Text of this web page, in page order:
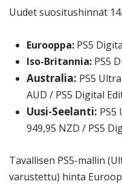
Uudet suositushinnat
Eurooppa:PS5
Iso-Britannia:PS5
Australia: PS5
AUD / PS5 Digital
Uusi-Seelanti: PS5
949,95 NZD / PS5
Tavallisen PS5-mallin
varustettu) hinta